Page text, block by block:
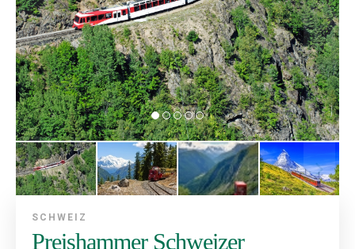
SCHWEIZ
Preishammer Schweizer